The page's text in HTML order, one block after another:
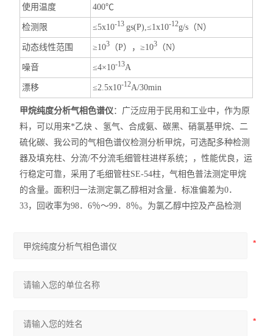
使用温度 400℃
检测限 ≤5x10-13 gs(P),≤1x10-12g/s（N）
动态线性范围 ≥103 （P），≥103 （N）
噪音 ≤4×10-13A
漂移 ≤2.5x10-12A/30min
甲烷纯度分析气相色谱仪：广泛应用于民用和工业中，作为原
料，可以用来*乙炔 、氢气、合成氨、碳黑、硝氯基甲烷、二
硫化碳、我公司的气相色谱仪检测分析甲烷，可选配多种检测
器及填充柱、分流/不分流毛细管柱进样系统；，性能优良，运
行稳定可靠，采用了毛细管柱SE-54柱，气相色普法测定甲烷
的含量。面积归一法测定氯乙醇相对含量．标准偏差为0．
33，回收率为98．6％～99．8％。为氯乙醇中控及产品检测